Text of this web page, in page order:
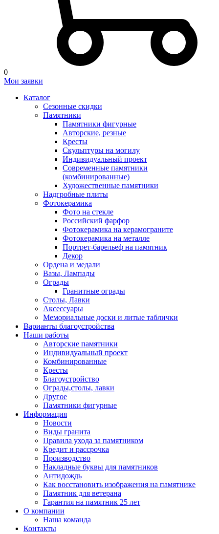
0
Мои заявки
Каталог
Сезонные скидки
Памятники
Памятники фигурные
Авторские, резные
Кресты
Скульптуры на могилу
Индивидуальный проект
Современные памятники
(комбинированные)
Художественные памятники
Надгробные плиты
Фотокерамика
Фото на стекле
Российский фарфор
Фотокерамика на керамограните
Фотокерамика на металле
Портрет-барельеф на памятник
Декор
Ордена и медали
Вазы, Лампады
Ограды
Гранитные ограды
Столы, Лавки
Аксессуары
Мемориальные доски и литые таблички
Варианты благоустройства
Наши работы
Авторские памятники
Индивидуальный проект
Комбинированные
Кресты
Благоустройство
Ограды,столы, лавки
Другое
Памятники фигурные
Информация
Новости
Виды гранита
Правила ухода за памятником
Кредит и рассрочка
Производство
Накладные буквы для памятников
Антидождь
Как восстановить изображения на памятнике
Памятник для ветерана
Гарантия на памятник 25 лет
О компании
Наша команда
Контакты